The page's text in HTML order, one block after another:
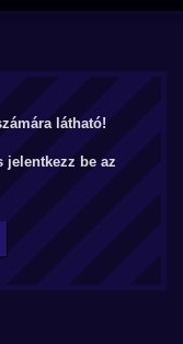
látható!
jelentkezz be az